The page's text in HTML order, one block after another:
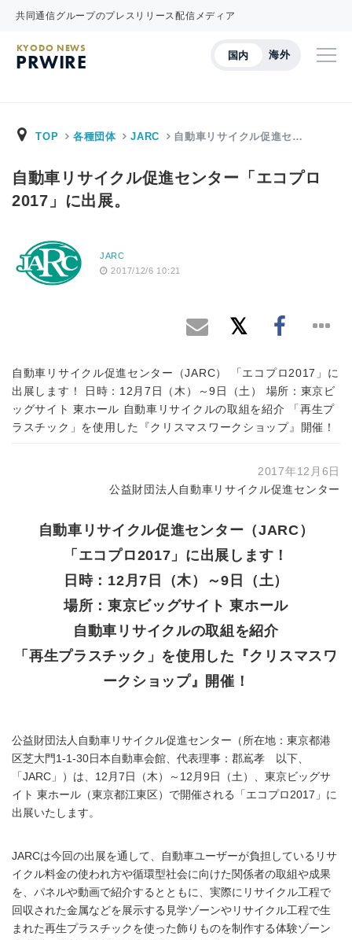
共同通信グループのプレスリリース配信メディア
国内 海外
KYODO NEWS
PRWIRE
TOP 各種団体 JARC 自動車リサイクル促進セ…
自動車リサイクル促進センター「エコプロ
2017」に出展。
JARC
2017/12/6 10:21
自動車リサイクル促進センター（JARC） 「エコプロ2017」に
出展します！ 日時：12月7日（木）～9日（土） 場所：東京ビ
ッグサイト 東ホール 自動車リサイクルの取組を紹介 「再生プ
ラスチック」を使用した『クリスマスワークショップ』開催！
2017年12月6日
公益財団法人自動車リサイクル促進センター
自動車リサイクル促進センター（JARC）
「エコプロ2017」に出展します！
日時：12月7日（木）～9日（土）
場所：東京ビッグサイト 東ホール
自動車リサイクルの取組を紹介
「再生プラスチック」を使用した『クリスマスワ
ークショップ』開催！
公益財団法人自動車リサイクル促進センター（所在地：東京都港
区芝大門1-1-30日本自動車会館、代表理事：郡嶌孝 以下、
「JARC」）は、12月7日（木）～12月9日（土）、東京ビッグサ
イト 東ホール（東京都江東区）で開催される「エコプロ2017」に
出展いたします。
JARCは今回の出展を通して、自動車ユーザーが負担しているリサ
イクル料金の使われ方や循環型社会に向けた関係者の取組や成果
を、パネルや動画で紹介するとともに、実際にリサイクル工程で
回収された金属などを展示する見学ゾーンやリサイクル工程で生
まれた再生プラスチックを使った飾りものを制作する体験ゾーン